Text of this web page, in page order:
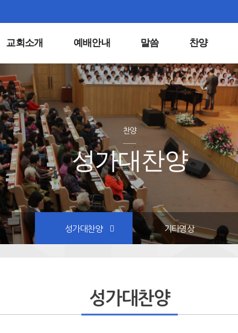
교회소개 예배안내 말씀 찬양
찬양
성가대찬양
성가대찬양 기타영상
성가대찬양